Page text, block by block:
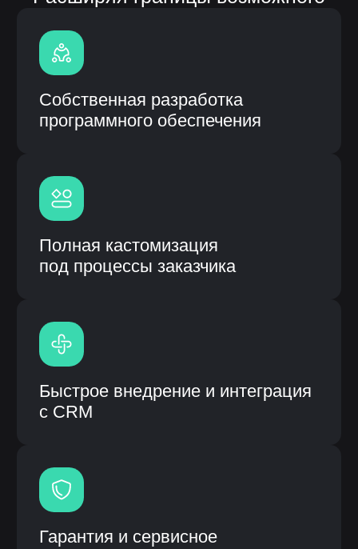
Быстрое внедрение и интеграция
с CRM
Модульная система процессов
Высокая скорость работы
системы
Единая система вместо
разрозненных решений